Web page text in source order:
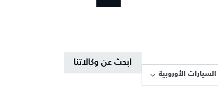
السيارات الأوروبية
ابحث عن وكالاتنا